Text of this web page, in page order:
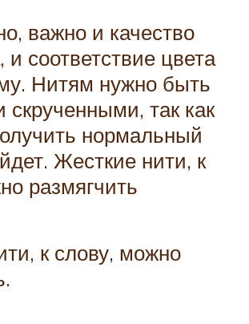
важно и качество
и соответствие цвета
Нитям нужно быть
скрученными, так как
нормальный
Жесткие нити, к
размягчить
к слову, можно